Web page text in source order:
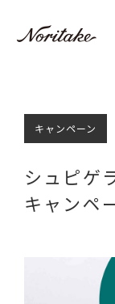
キャンペーン
シュピゲ
キャンペ